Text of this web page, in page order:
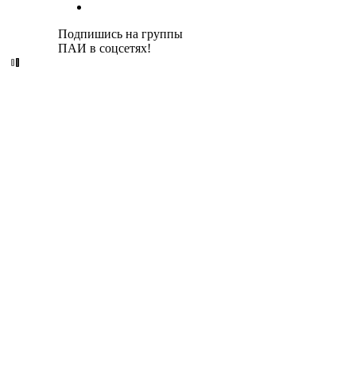
Подпишись на группы
ПАИ в соцсетях!